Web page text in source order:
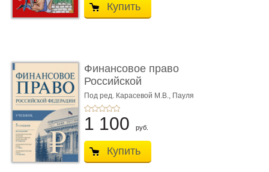
Купить
Финансовое право
Российской
Федерации. 5-е изд�
...
Под ред. Карасевой М.В., Пауля
А.Г., Красюкова А.В.
1 100 руб.
Купить